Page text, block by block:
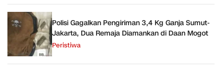
Polisi Gagalkan Pengiriman 3,4 Kg Ganja Sumut-
Jakarta, Dua Remaja Diamankan di Daan Mogot
Peristiwa